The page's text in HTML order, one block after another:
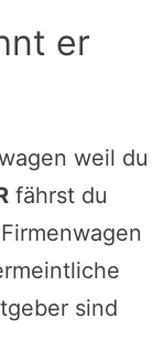
er
weil du
fährst du
sind